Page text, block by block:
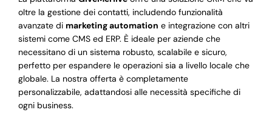
oltre la gestione dei contatti, includendo funzionalità
avanzate di marketing automation e integrazione con altri
sistemi come CMS ed ERP. È ideale per aziende che
necessitano di un sistema robusto, scalabile e sicuro,
perfetto per espandere le operazioni sia a livello locale che
globale. La nostra offerta è completamente
personalizzabile, adattandosi alle necessità specifiche di
ogni business.